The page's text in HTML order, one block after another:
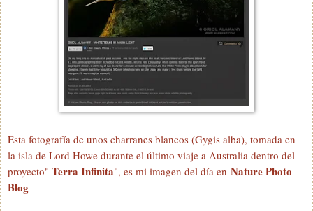
Esta fotografía de unos charranes blancos (Gygis alba), tomada en
la isla de Lord Howe durante el último viaje a Australia dentro del
proyecto" Terra Infinita", es mi imagen del día en Nature Photo
Blog